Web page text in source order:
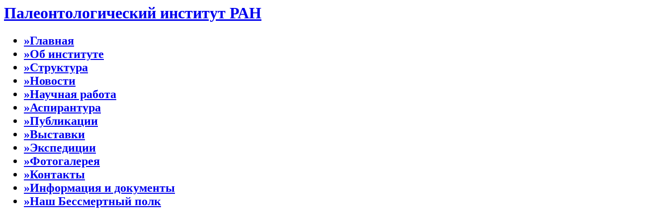
Палеонтологический институт РАН
»Главная
»Об институте
»Структура
»Новости
»Научная работа
»Аспирантура
»Публикации
»Выставки
»Экспедиции
»Фотогалерея
»Контакты
»Информация и документы
»Наш Бессмертный полк